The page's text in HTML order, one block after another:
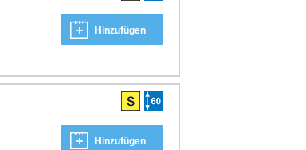
Hinzufügen
Hinzufügen